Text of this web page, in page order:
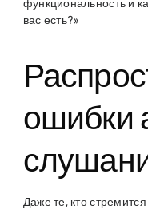
функциональность и
вас есть?»
ошибки
Даже те, кто